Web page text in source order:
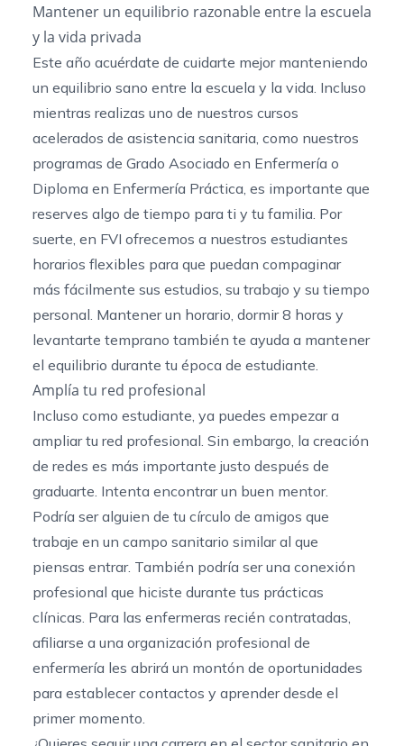
Mantener un equilibrio razonable entre la escuela
y la vida privada
Este año acuérdate de cuidarte mejor manteniendo
un equilibrio sano entre la escuela y la vida. Incluso
mientras realizas uno de nuestros cursos
acelerados de asistencia sanitaria, como nuestros
programas de Grado Asociado en Enfermería o
Diploma en Enfermería Práctica , es importante que
reserves algo de tiempo para ti y tu familia. Por
suerte, en FVI ofrecemos a nuestros estudiantes
horarios flexibles para que puedan compaginar
más fácilmente sus estudios, su trabajo y su tiempo
personal. Mantener un horario, dormir 8 horas y
levantarte temprano también te ayuda a mantener
el equilibrio durante tu época de estudiante.
Amplía tu red profesional
Incluso como estudiante, ya puedes empezar a
ampliar tu red profesional. Sin embargo, la creación
de redes es más importante justo después de
graduarte. Intenta encontrar un buen mentor.
Podría ser alguien de tu círculo de amigos que
trabaje en un campo sanitario similar al que
piensas entrar. También podría ser una conexión
profesional que hiciste durante tus prácticas
clínicas. Para las enfermeras recién contratadas,
afiliarse a una organización profesional de
enfermería les abrirá un montón de oportunidades
para establecer contactos y aprender desde el
primer momento.